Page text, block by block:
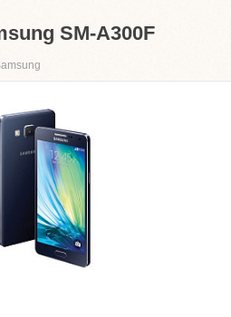
SM-A300F